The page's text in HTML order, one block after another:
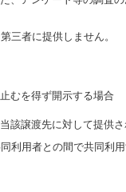
三者に提供しません。
むを得ず開示する場合
該譲渡先に対して提供
利用者との間で共同利用